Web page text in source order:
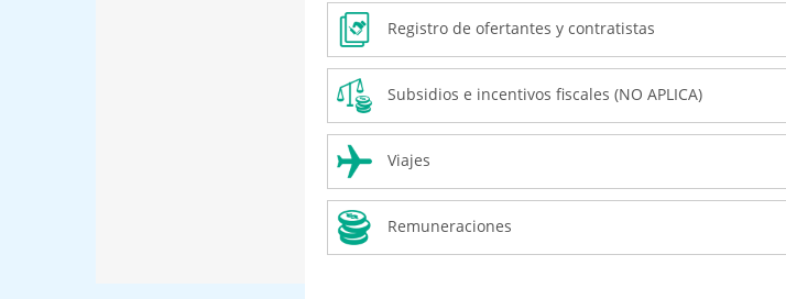
Registro de ofertantes y contratistas
Subsidios e incentivos fiscales (NO APLICA)
Viajes
Remuneraciones